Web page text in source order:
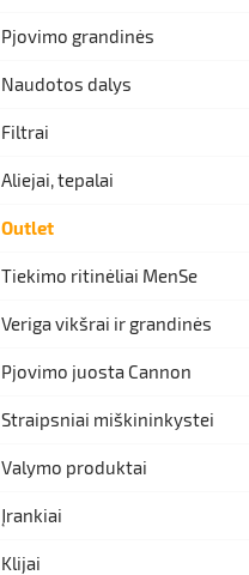
Pjovimo grandinės
Naudotos dalys
Filtrai
Aliejai, tepalai
Outlet
Tiekimo ritinėliai MenSe
Veriga vikšrai ir grandinės
Pjovimo juosta Cannon
Straipsniai miškininkystei
Valymo produktai
Įrankiai
Klijai